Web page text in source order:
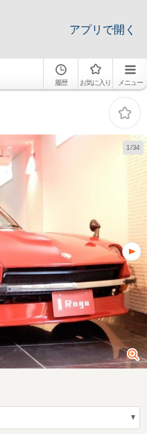
アプリで開く
履歴 お気に入り メニュー
1/34